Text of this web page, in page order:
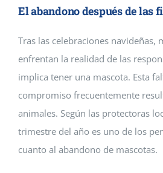
El abandono después de las
Tras las celebraciones navideñas,
enfrentan la realidad de las
implica tener una mascota. Esta
compromiso frecuentemente
animales. Según las protectoras
trimestre del año es uno de los
cuanto al abandono de mascotas.